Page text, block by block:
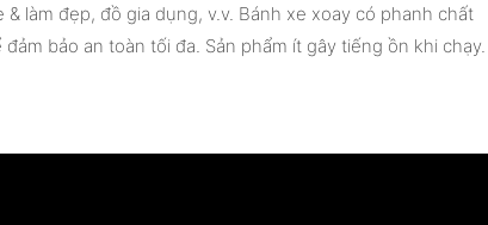
làm đẹp, đồ gia dụng, v.v. Bánh xe xoay có phanh chất
bảo an toàn tối đa. Sản phẩm ít gây tiếng ồn khi chạy.